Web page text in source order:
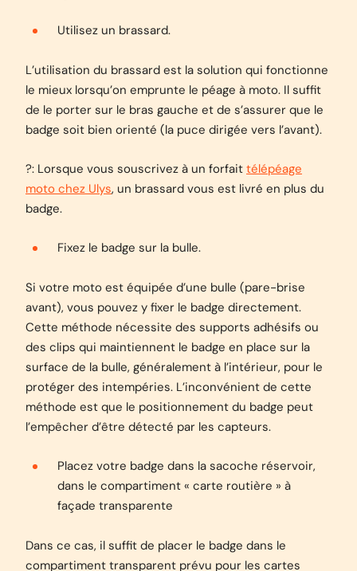
Utilisez un brassard.
L’utilisation du brassard est la solution qui fonctionne
le mieux lorsqu’on emprunte le péage à moto. Il suffit
de le porter sur le bras gauche et de s’assurer que le
badge soit bien orienté (la puce dirigée vers l’avant).
?: Lorsque vous souscrivez à un forfait télépéage
moto chez Ulys, un brassard vous est livré en plus du
badge.
Fixez le badge sur la bulle.
Si votre moto est équipée d’une bulle (pare-brise
avant), vous pouvez y fixer le badge directement.
Cette méthode nécessite des supports adhésifs ou
des clips qui maintiennent le badge en place sur la
surface de la bulle, généralement à l’intérieur, pour le
protéger des intempéries. L’inconvénient de cette
méthode est que le positionnement du badge peut
l’empêcher d’être détecté par les capteurs.
Placez votre badge dans la sacoche réservoir,
dans le compartiment « carte routière » à
façade transparente
Dans ce cas, il suffit de placer le badge dans le
compartiment transparent prévu pour les cartes